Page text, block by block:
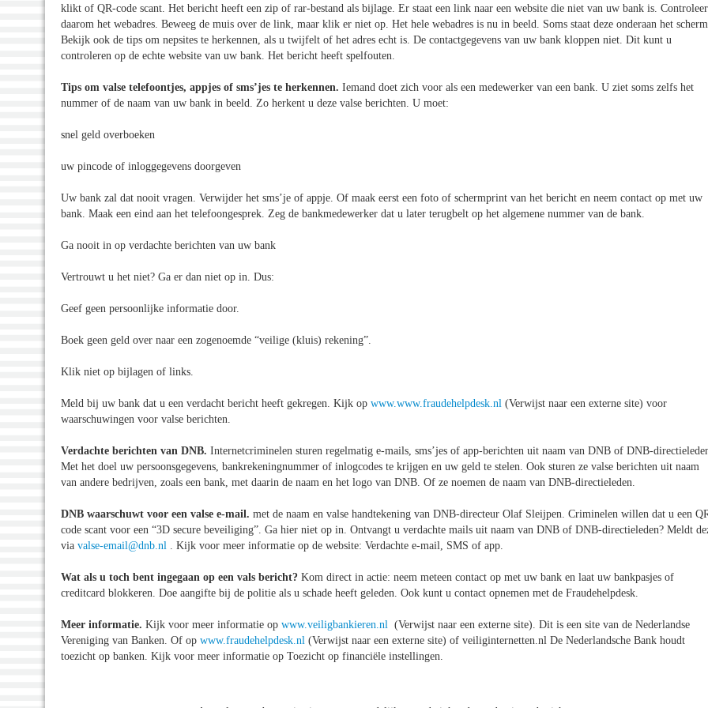
klikt of QR-code scant. Het bericht heeft een zip of rar-bestand als bijlage. Er staat een link naar een website die niet van uw bank is. Controleer
daarom het webadres. Beweeg de muis over de link, maar klik er niet op. Het hele webadres is nu in beeld. Soms staat deze onderaan het
Bekijk ook de tips om nepsites te herkennen, als u twijfelt of het adres echt is. De contactgegevens van uw bank kloppen niet. Dit kunt u
controleren op de echte website van uw bank. Het bericht heeft spelfouten.
Tips om valse telefoontjes, appjes of sms’jes te herkennen. Iemand doet zich voor als een medewerker van een bank. U ziet soms zelfs het
nummer of de naam van uw bank in beeld. Zo herkent u deze valse berichten. U moet:
snel geld overboeken
uw pincode of inloggegevens doorgeven
Uw bank zal dat nooit vragen. Verwijder het sms’je of appje. Of maak eerst een foto of schermprint van het bericht en neem contact op met uw
bank. Maak een eind aan het telefoongesprek. Zeg de bankmedewerker dat u later terugbelt op het algemene nummer van de bank.
Ga nooit in op verdachte berichten van uw bank
Vertrouwt u het niet? Ga er dan niet op in. Dus:
Geef geen persoonlijke informatie door.
Boek geen geld over naar een zogenoemde “veilige (kluis) rekening”.
Klik niet op bijlagen of links.
Meld bij uw bank dat u een verdacht bericht heeft gekregen. Kijk op www.www.fraudehelpdesk.nl (Verwijst naar een externe site) voor
waarschuwingen voor valse berichten.
Verdachte berichten van DNB. Internetcriminelen sturen regelmatig e-mails, sms’jes of app-berichten uit naam van DNB of DNB-
Met het doel uw persoonsgegevens, bankrekeningnummer of inlogcodes te krijgen en uw geld te stelen. Ook sturen ze valse berichten uit naam
van andere bedrijven, zoals een bank, met daarin de naam en het logo van DNB. Of ze noemen de naam van DNB-directieleden.
DNB waarschuwt voor een valse e-mail. met de naam en valse handtekening van DNB-directeur Olaf Sleijpen. Criminelen willen dat u een
code scant voor een “3D secure beveiliging”. Ga hier niet op in. Ontvangt u verdachte mails uit naam van DNB of DNB-directieleden? Meldt
via valse-email@dnb.nl . Kijk voor meer informatie op de website: Verdachte e-mail, SMS of app.
Wat als u toch bent ingegaan op een vals bericht? Kom direct in actie: neem meteen contact op met uw bank en laat uw bankpasjes of
creditcard blokkeren. Doe aangifte bij de politie als u schade heeft geleden. Ook kunt u contact opnemen met de Fraudehelpdesk.
Meer informatie. Kijk voor meer informatie op www.veiligbankieren.nl (Verwijst naar een externe site). Dit is een site van de Nederlandse
Vereniging van Banken. Of op www.fraudehelpdesk.nl (Verwijst naar een externe site) of veiliginternetten.nl De Nederlandsche Bank houdt
toezicht op banken. Kijk voor meer informatie op Toezicht op financiële instellingen.